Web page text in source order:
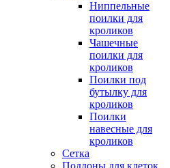
Ниппельные
поилки для
кроликов
Чашечные
поилки для
кроликов
Поилки под
бутылку для
кроликов
Поилки
навесные для
кроликов
Сетка
Поддоны для клеток